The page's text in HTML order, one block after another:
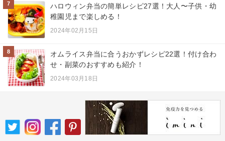
7
ハロウィン弁当の簡単レシピ27選！大人〜子供・幼
稚園児まで楽しめる！
2024年02月15日
8
オムライス弁当に合うおかずレシピ22選！付け合わ
せ・副菜のおすすめも紹介！
2024年03月18日